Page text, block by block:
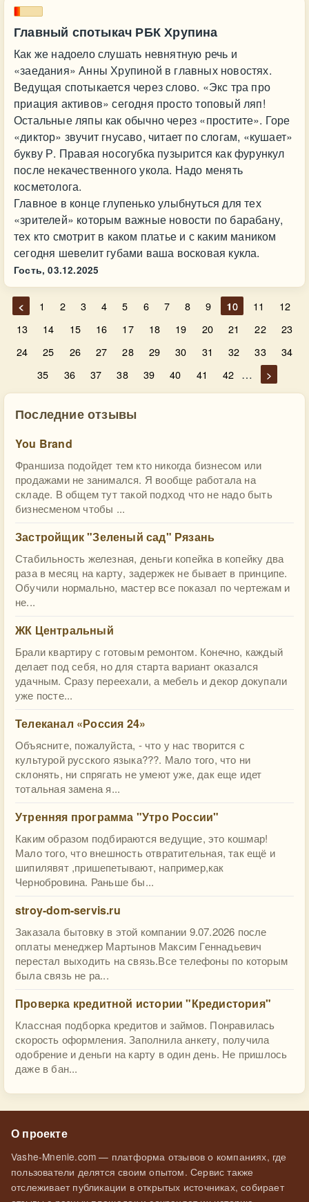
Главный спотыкач РБК Хрупина
Как же надоело слушать невнятную речь и
«заедания» Анны Хрупиной в главных новостях.
Ведущая спотыкается через слово. «Экс тра про
приация активов» сегодня просто топовый ляп!
Остальные ляпы как обычно через «простите». Горе
«диктор» звучит гнусаво, читает по слогам, «кушает»
букву Р. Правая носогубка пузырится как фурункул
после некачественного укола. Надо менять
косметолога.
Главное в конце глупенько улыбнуться для тех
«зрителей» которым важные новости по барабану,
тех кто смотрит в каком платье и с каким маником
сегодня шевелит губами ваша восковая кукла.
Гость, 03.12.2025
< 1 2 3 4 5 6 7 8 9 10 11
12
13
14 15 16 17 18 19 20 21 22
23
24
25 26 27 28 29 30 31 32 33
34
35
36 37 38 39 40 41 42 … >
Последние отзывы
You Brand
Франшиза подойдет тем кто никогда бизнесом или
продажами не занимался. Я вообще работала на
складе. В общем тут такой подход что не надо быть
бизнесменом чтобы ...
Застройщик "Зеленый сад" Рязань
Стабильность железная, деньги копейка в копейку два
раза в месяц на карту, задержек не бывает в принципе.
Обучили нормально, мастер все показал по чертежам и
не...
ЖК Центральный
Брали квартиру с готовым ремонтом. Конечно, каждый
делает под себя, но для старта вариант оказался
удачным. Сразу переехали, а мебель и декор докупали
уже посте...
Телеканал «Россия 24»
Объясните, пожалуйста, - что у нас творится с
культурой русского языка???. Мало того, что ни
склонять, ни спрягать не умеют уже, дак еще идет
тотальная замена я...
Утренняя программа "Утро России"
Каким образом подбираются ведущие, это кошмар!
Мало того, что внешность отвратительная, так ещё и
шипилявят ,пришепетывают, например,как
Чернобровина. Раньше бы...
stroy-dom-servis.ru
Заказала бытовку в этой компании 9.07.2026 после
оплаты менеджер Мартынов Максим Геннадьевич
перестал выходить на связь.Все телефоны по которым
была связь не ра...
Проверка кредитной истории "Кредистория"
Классная подборка кредитов и займов. Понравилась
скорость оформления. Заполнила анкету, получила
одобрение и деньги на карту в один день. Не пришлось
даже в бан...
О проекте
Vashe-Mnenie.com — платформа отзывов о компаниях, где
пользователи делятся своим опытом. Сервис также
отслеживает публикации в открытых источниках, собирает